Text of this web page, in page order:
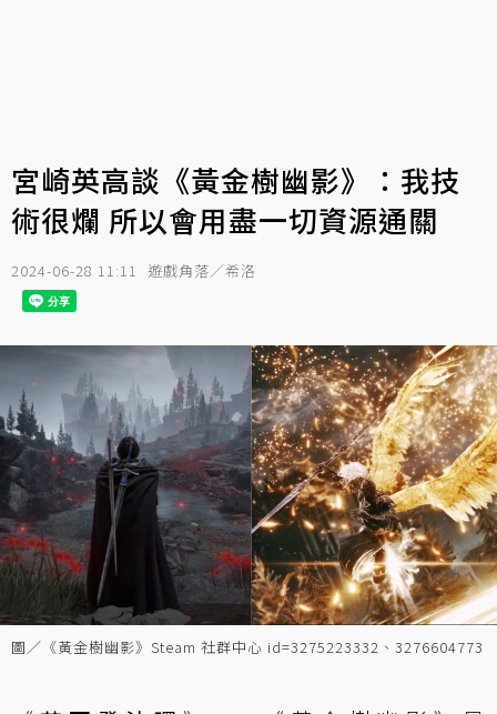
宮崎英高談《黃金樹幽影》：我技
術很爛 所以會用盡一切資源通關
2024-06-28 11:11 遊戲角落／希洛
圖／《黃金樹幽影》Steam 社群中心 id=3275223332、3276604773